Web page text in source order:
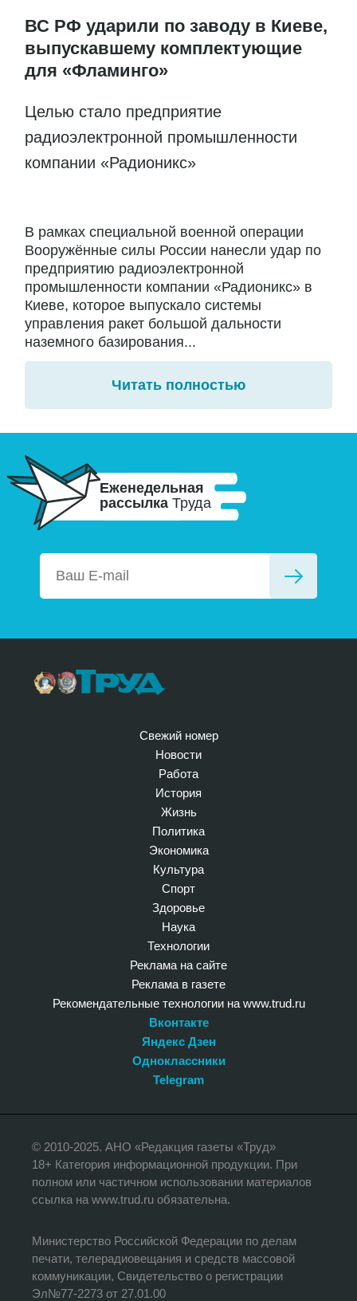
ВС РФ ударили по заводу в Киеве,
выпускавшему комплектующие
для «Фламинго»
Целью стало предприятие
радиоэлектронной промышленности
компании «Радионикс»
В рамках специальной военной операции
Вооружённые силы России нанесли удар по
предприятию радиоэлектронной
промышленности компании «Радионикс» в
Киеве, которое выпускало системы
управления ракет большой дальности
наземного базирования...
Читать полностью
Еженедельная
рассылка Труда
Свежий номер
Новости
Работа
История
Жизнь
Политика
Экономика
Культура
Спорт
Здоровье
Наука
Технологии
Реклама на сайте
Реклама в газете
Рекомендательные технологии на www.trud.ru
Вконтакте
Яндекс Дзен
Одноклассники
Telegram
© 2010-2025. АНО «Редакция газеты «Труд»
18+ Категория информационной продукции. При
полном или частичном использовании материалов
ссылка на www.trud.ru обязательна.
Министерство Российской Федерации по делам
печати, телерадиовещания и средств массовой
коммуникации, Свидетельство о регистрации
Эл№77-2273 от 27.01.00